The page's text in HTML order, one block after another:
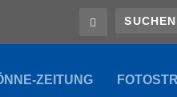
ZEITUNG